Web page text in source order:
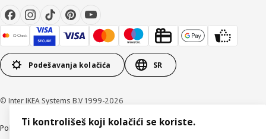
Podešavanja kolačića SR
© Inter IKEA Systems B.V 1999-2026
Politika privatnostiKako koristimo kolačiće (Cookies)Načini poslovanja
Ti kontrolišeš koji kolačići se koriste.